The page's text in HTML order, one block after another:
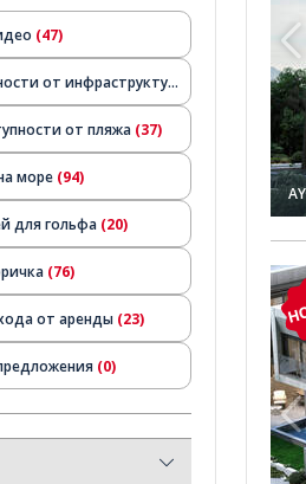
(47)
В шаговой доступности от инфраструктуры
от пляжа (37)
море (94)
для гольфа (20)
(76)
от аренды (23)
(0)
(195)
семьи с бассейном в районе